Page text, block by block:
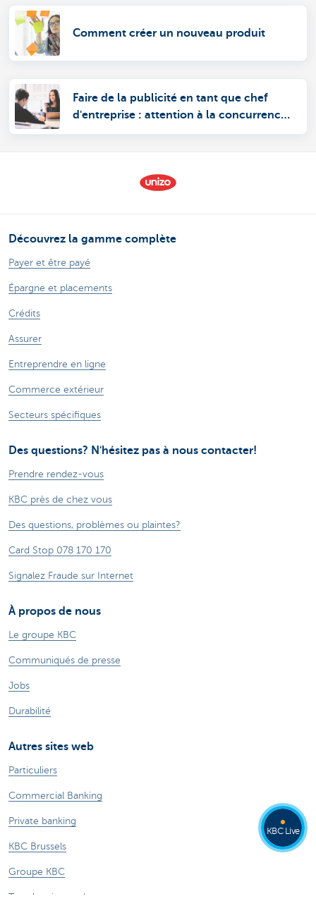
Comment créer un nouveau produit
Faire de la publicité en tant que chef
d'entreprise : attention à la concurrence
Découvrez la gamme complète
Payer et être payé
Épargne et placements
Crédits
Assurer
Entreprendre en ligne
Commerce extérieur
Secteurs spécifiques
Des questions? N'hésitez pas à nous contacter!
Prendre rendez-vous
KBC près de chez vous
Des questions, problèmes ou plaintes?
Card Stop 078 170 170
Signalez Fraude sur Internet
À propos de nous
Le groupe KBC
Communiqués de presse
Jobs
Durabilité
Autres sites web
Particuliers
Commercial Banking
Private banking
KBC Brussels
Groupe KBC
Tous les sites web
KBC Live